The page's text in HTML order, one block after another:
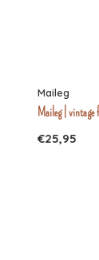
Maileg
Maileg | vintage
€25,95